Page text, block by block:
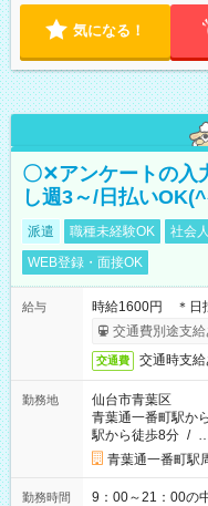
気になる！
〇✕アンケートの入
し週3～/日払い
派遣 職種未経験OK 社会
WEB登録・面接OK
給与
時給1600円 ＊日
交通費別途支給
交通費 交通時支給
勤務地
仙台市青葉区
青葉通一番町駅か
駅から徒歩8分 /
青葉通一番町駅
勤務時間
9：00～21：00の中で実働7ｈ～ ＜